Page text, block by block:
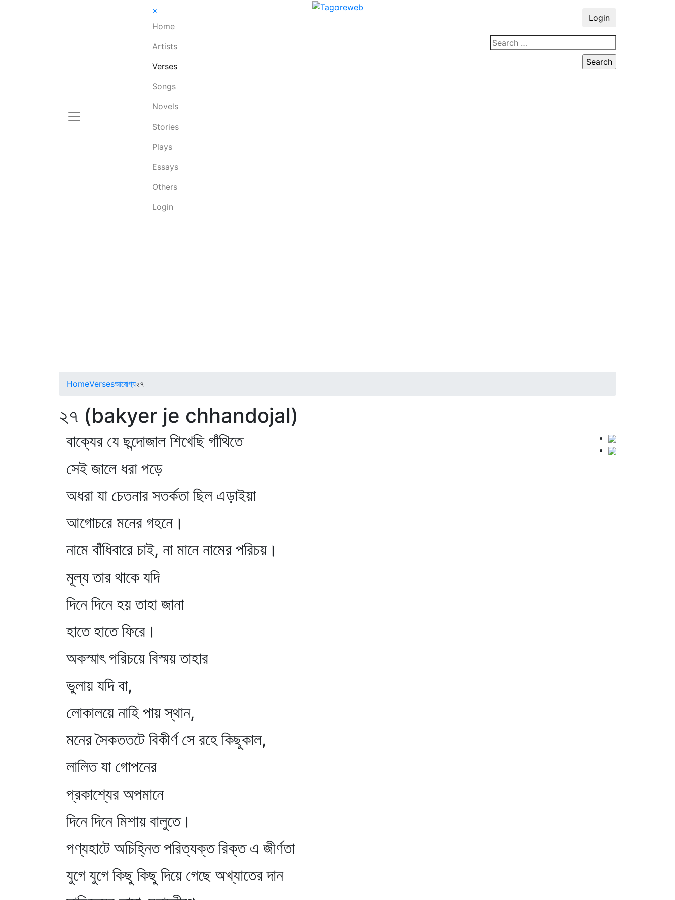
×
Home
Artists
Verses
Songs
Novels
Stories
Plays
Essays
Others
Login
Login
HomeVersesআরোগ্য২৭
২৭ (bakyer je chhandojal)
বাক্যের যে ছন্দোজাল শিখেছি গাঁথিতে
সেই জালে ধরা পড়ে
অধরা যা চেতনার সতর্কতা ছিল এড়াইয়া
আগোচরে মনের গহনে।
নামে বাঁধিবারে চাই, না মানে নামের পরিচয়।
মূল্য তার থাকে যদি
দিনে দিনে হয় তাহা জানা
হাতে হাতে ফিরে।
অকস্মাৎ পরিচয়ে বিস্ময় তাহার
ভুলায় যদি বা,
লোকালয়ে নাহি পায় স্থান,
মনের সৈকততটে বিকীর্ণ সে রহে কিছুকাল,
লালিত যা গোপনের
প্রকাশ্যের অপমানে
দিনে দিনে মিশায় বালুতে।
পণ্যহাটে অচিহ্নিত পরিত্যক্ত রিক্ত এ জীর্ণতা
যুগে যুগে কিছু কিছু দিয়ে গেছে অখ্যাতের দান